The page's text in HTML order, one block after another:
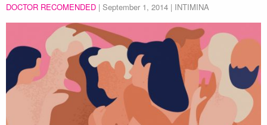
DOCTOR RECOMENDED | September 1, 2014 | INTIMINA